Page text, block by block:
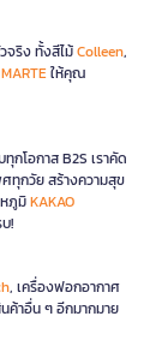
จริง ทั้งสีไม้Colleen,
ให้คุณ
โอกาส B2S เราคัด
ทุกวัย สร้างความสุข
ภูมิKAKAO
!
, เครื่องฟอกอากาศ
ค้าอื่น ๆ อีกมากมาย